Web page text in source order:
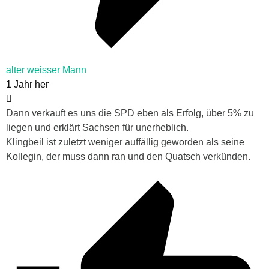
alter weisser Mann
1 Jahr her
Dann verkauft es uns die SPD eben als Erfolg, über 5% zu
liegen und erklärt Sachsen für unerheblich.
Klingbeil ist zuletzt weniger auffällig geworden als seine
Kollegin, der muss dann ran und den Quatsch verkünden.